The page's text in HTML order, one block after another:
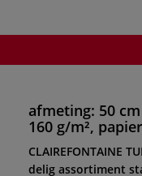
afmeting: 50
160 g/m²,
CLAIREFONTAINE
delig assortiment